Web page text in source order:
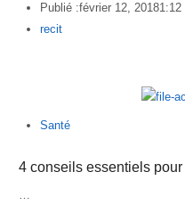
Publié :février 12, 20181:12
Author
recit
Santé
4 conseils essentiels
…